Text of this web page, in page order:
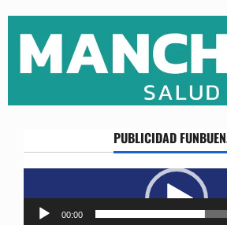
content
PUBLICIDAD
de
vídeo
00:00